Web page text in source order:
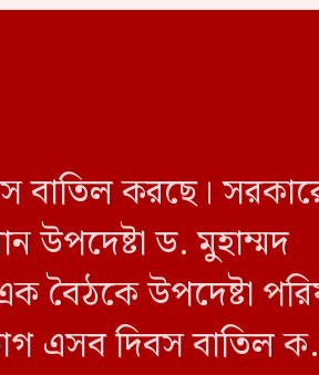
বাতিল করছে।
উপদেষ্টা ড. মুহাম্মদ
বৈঠকে উপদেষ্টা
এসব দিবস বাতিল